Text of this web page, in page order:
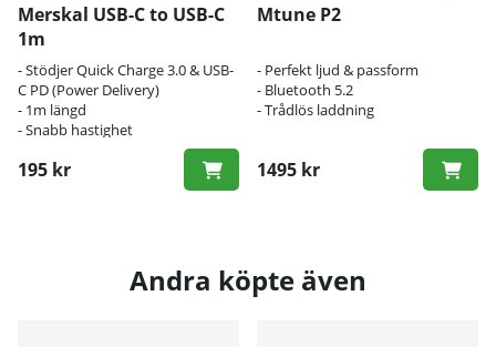
Merskal USB-C to USB-C
1m
- Stödjer Quick Charge 3.0 & USB-
C PD (Power Delivery)
- 1m längd
- Snabb hastighet
195 kr
Mtune P2
- Perfekt ljud & passform
- Bluetooth 5.2
- Trådlös laddning
1495 kr
Andra köpte även